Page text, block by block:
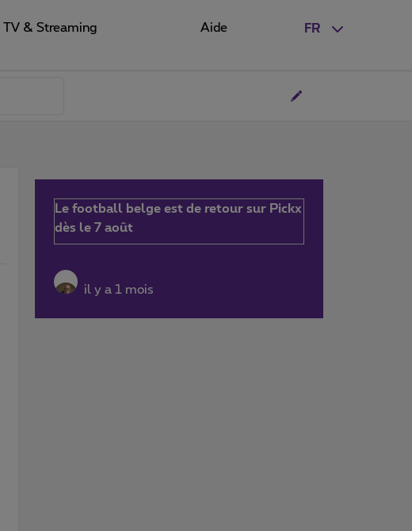
FR
TV & Streaming Aide
Le football belge est de retour sur Pickx
dès le 7 août
il y a 1 mois